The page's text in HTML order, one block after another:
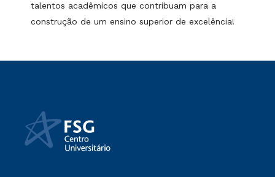
talentos acadêmicos que contribuam para a
construção de um ensino superior de excelência!